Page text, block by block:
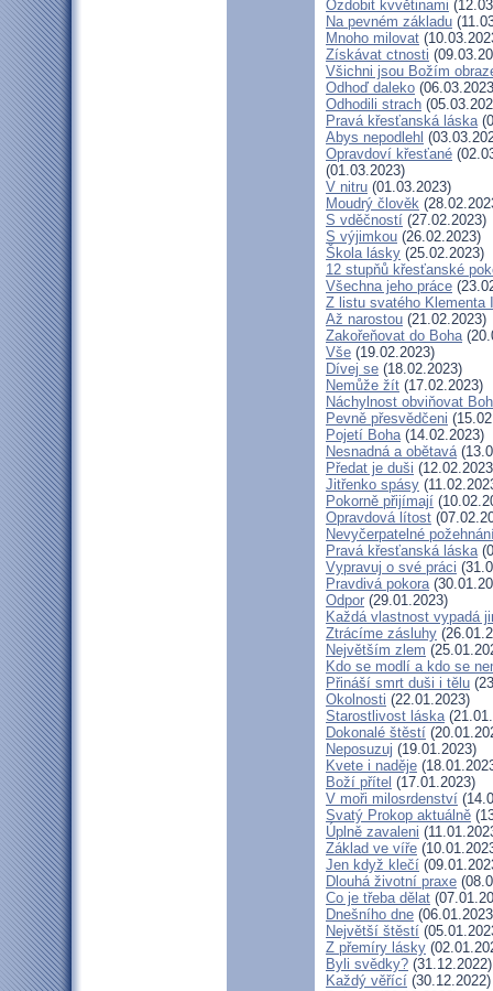
Ozdobit kvvětinami
Na pevném základu
Mnoho milovat
Získávat ctnosti
Všichni jsou Božím
Odhoď daleko
Odhodili strach
Pravá křesťanská láska
Abys nepodlehl
Opravdoví křesťané
(01.03.2023)
V nitru (01.03.2023)
Moudrý člověk
S vděčností (27.02.2023)
S výjimkou (26.02.2023)
Škola lásky (25.02.2023)
12 stupňů křesťanské
Všechna jeho práce
Z listu svatého Klementa
Až narostou (21.02.2023)
Zakořeňovat do Boha
Vše (19.02.2023)
Dívej se (18.02.2023)
Nemůže žít (17.02.2023)
Náchylnost obviňovat
Pevně přesvědčeni
Pojetí Boha(14.02.2023)
Nesnadná a obětavá
Předat je duši
Jitřenko spásy
Pokorně přijímají
Opravdová lítost
Nevyčerpatelné
Pravá křesťanská láska
Vypravuj o své práci
Pravdivá pokora
Odpor (29.01.2023)
Každá vlastnost vypadá
Ztrácíme zásluhy
Největším zlem
Kdo se modlí a kdo se
Přináší smrt duši i tělu
Okolnosti (22.01.2023)
Starostlivost láska
Dokonalé štěstí
Neposuzuj (19.01.2023)
Kvete i naděje
Boží přítel (17.01.2023)
V moři milosrdenství
Svatý Prokop aktuálně
Úplně zavaleni
Základ ve víře
Jen když klečí
Dlouhá životní praxe
Co je třeba dělat
Dnešního dne
Největší štěstí
Z přemíry lásky
Byli svědky? (31.12.2022)
Každý věřící (30.12.2022)